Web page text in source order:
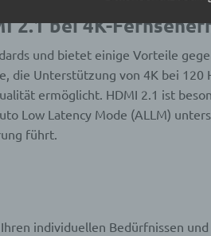
2.1 bei 4K-
und bietet einige Vorteile
die Unterstützung von 4K bei 120
ermöglicht. HDMI 2.1 ist
Low Latency Mode (ALLM)
führt.
individuellen Bedürfnissen
ist jeder mit oder ohne Hilfe
Vorgang oder jede solche
Daten wie das
das Ordnen, die
das Auslesen, das
durch Übermittlung,